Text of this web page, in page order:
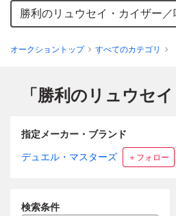
オークショントップ すべてのカテゴリ
指定メーカー・ブランド
デュエル・マスターズ ＋フォロー
検索条件